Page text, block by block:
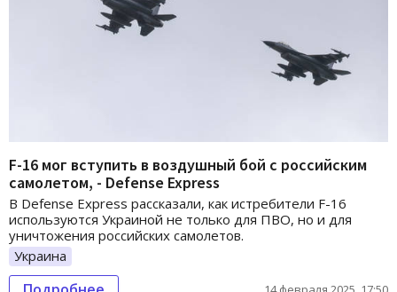
F-16 мог вступить в воздушный бой с российским
самолетом, - Defense Express
В Defense Express рассказали, как истребители F-16
используются Украиной не только для ПВО, но и для
уничтожения российских самолетов.
Украина